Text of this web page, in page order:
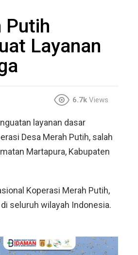
Putih
Layanan
6.7k Views
layanan dasar
Desa Merah Putih, salah
Martapura, Kabupaten
Koperasi Merah Putih,
seluruh wilayah Indonesia.